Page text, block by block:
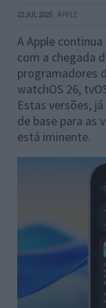
22 JUL 2025 · APPLE
A Apple
com a chegada
programadores
watchOS 26,
Estas versões,
de base para as
está iminente.